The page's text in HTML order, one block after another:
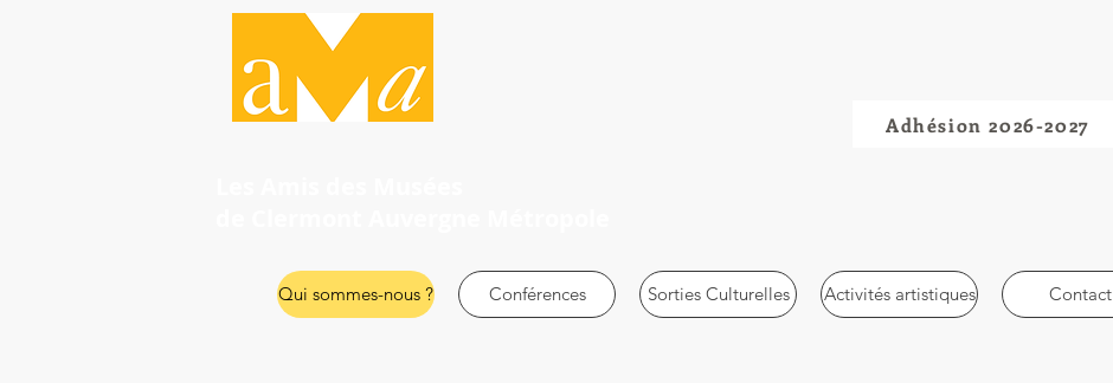
Adhésion 2026-2027
Qui sommes-nous ? Conférences Sorties Culturelles Activités artistiques Contact